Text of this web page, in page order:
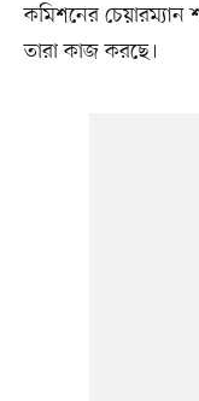
কমিশনের চেয়ারম্যান
তারা কাজ করছে।